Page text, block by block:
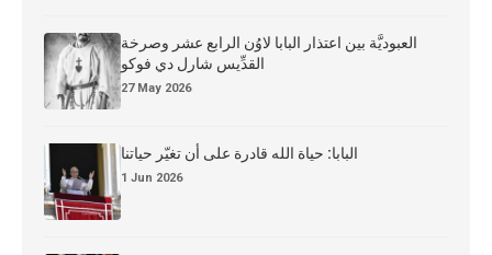
العبوديَّة بين اعتذار البابا لاوُن الرابع عشر وصرخة
القدِّيس شارل دي فوكو
27 May 2026
البابا: حياة الله قادرة على أن تغيّر حياتنا
1 Jun 2026